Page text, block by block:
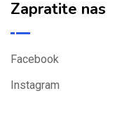
Zapratite nas
Facebook
Instagram